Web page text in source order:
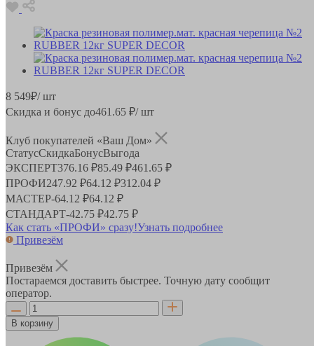
8 549₽/ шт
Скидка и бонус до461.65 ₽/ шт
Клуб покупателей «Ваш Дом»
СтатусСкидкаБонусВыгода
ЭКСПЕРТ376.16 ₽85.49 ₽461.65 ₽
ПРОФИ247.92 ₽64.12 ₽312.04 ₽
МАСТЕР-64.12 ₽64.12 ₽
СТАНДАРТ-42.75 ₽42.75 ₽
Как стать «ПРОФИ» сразу!Узнать подробнее
Привезём
Привезём
Постараемся доставить быстрее. Точную дату сообщит
оператор.
В корзину